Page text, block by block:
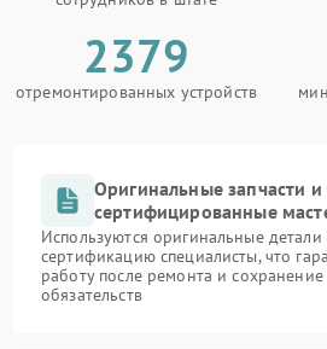
2379
отремонтированных устройств
Оригинальные запчасти и
сертифицированные
Используются оригинальные
сертификацию специалисты, что
работу после ремонта и
обязательств